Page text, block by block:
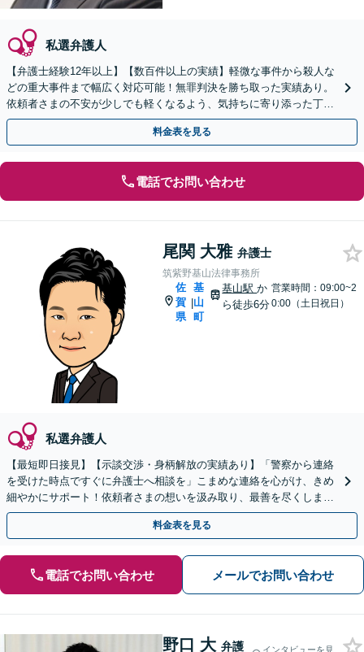
私選弁護人
【弁護士経験12年以上】【数百件以上の実績】軽微な事件から殺人な
どの重大事件まで幅広く対応可能！無罪判決を勝ち取った実績あり。
依頼者さまの不安が少しでも軽くなるよう、気持ちに寄り添った丁寧
な説明を心がけています【初回相談無料】
料金表を見る
電話でお問い合わせ
尾関 大雅 弁護士
筑紫野基山法律事務所
佐
賀
県
|
基
山
町
基山駅か
ら徒歩6分
営業時間：09:00~2
0:00（土日祝日）
私選弁護人
【最短即日接見】【示談交渉・身柄解放の実績あり】「警察から連絡
を受けた時点ですぐに弁護士へ相談を」こまめな連絡を心がけ、きめ
細やかにサポート！依頼者さまの想いを汲み取り、最善を尽くします
【完全個室対応／守秘義務厳守】【土日祝・夜間相談可】
料金表を見る
電話でお問い合わせ メールでお問い合わせ
野口 大 弁護
インタビューを見